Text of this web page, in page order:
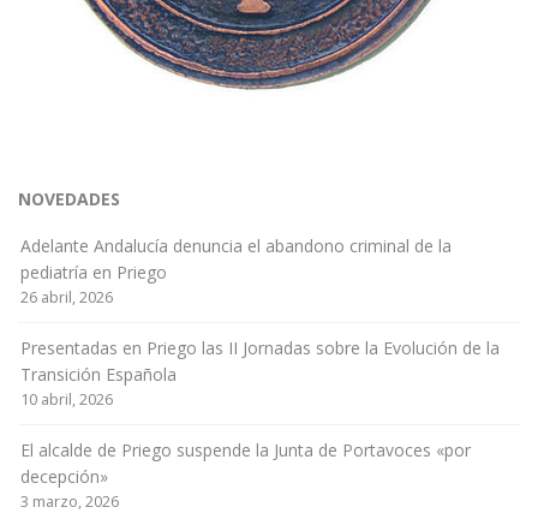
NOVEDADES
Adelante Andalucía denuncia el abandono criminal de la
pediatría en Priego
26 abril, 2026
Presentadas en Priego las II Jornadas sobre la Evolución de la
Transición Española
10 abril, 2026
El alcalde de Priego suspende la Junta de Portavoces «por
decepción»
3 marzo, 2026